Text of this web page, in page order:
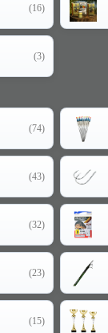
(16)
(3)
(74)
(43)
(32)
(23)
(15)